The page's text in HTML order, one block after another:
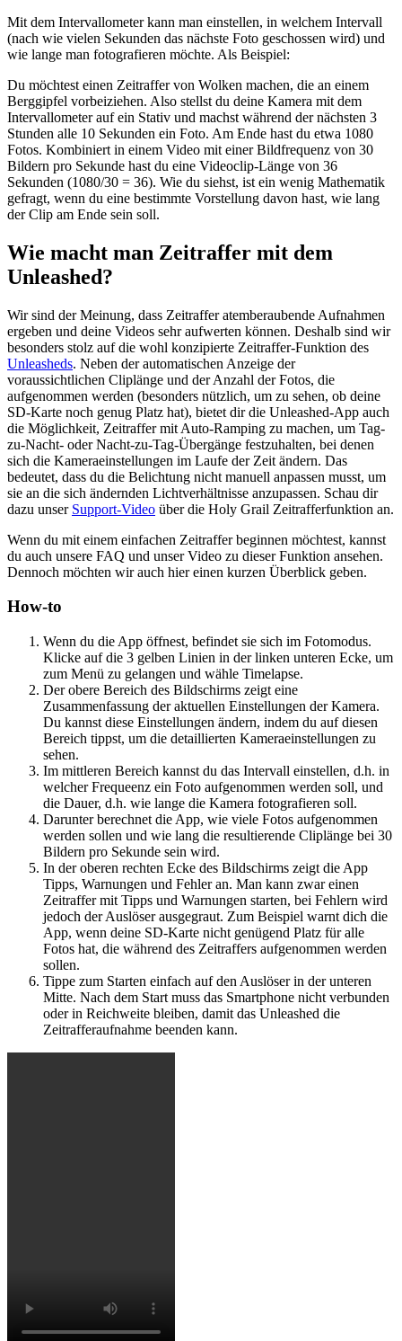
Mit dem Intervallometer kann man einstellen, in welchem Intervall
(nach wie vielen Sekunden das nächste Foto geschossen wird) und
wie lange man fotografieren möchte. Als Beispiel:
Du möchtest einen Zeitraffer von Wolken machen, die an einem
Berggipfel vorbeiziehen. Also stellst du deine Kamera mit dem
Intervallometer auf ein Stativ und machst während der nächsten 3
Stunden alle 10 Sekunden ein Foto. Am Ende hast du etwa 1080
Fotos. Kombiniert in einem Video mit einer Bildfrequenz von 30
Bildern pro Sekunde hast du eine Videoclip-Länge von 36
Sekunden (1080/30 = 36). Wie du siehst, ist ein wenig Mathematik
gefragt, wenn du eine bestimmte Vorstellung davon hast, wie lang
der Clip am Ende sein soll.
Wie macht man Zeitraffer mit dem
Unleashed?
Wir sind der Meinung, dass Zeitraffer atemberaubende Aufnahmen
ergeben und deine Videos sehr aufwerten können. Deshalb sind wir
besonders stolz auf die wohl konzipierte Zeitraffer-Funktion des
Unleasheds. Neben der automatischen Anzeige der
voraussichtlichen Cliplänge und der Anzahl der Fotos, die
aufgenommen werden (besonders nützlich, um zu sehen, ob deine
SD-Karte noch genug Platz hat), bietet dir die Unleashed-App auch
die Möglichkeit, Zeitraffer mit Auto-Ramping zu machen, um Tag-
zu-Nacht- oder Nacht-zu-Tag-Übergänge festzuhalten, bei denen
sich die Kameraeinstellungen im Laufe der Zeit ändern. Das
bedeutet, dass du die Belichtung nicht manuell anpassen musst, um
sie an die sich ändernden Lichtverhältnisse anzupassen. Schau dir
dazu unser Support-Video über die Holy Grail Zeitrafferfunktion an.
Wenn du mit einem einfachen Zeitraffer beginnen möchtest, kannst
du auch unsere FAQ und unser Video zu dieser Funktion ansehen.
Dennoch möchten wir auch hier einen kurzen Überblick geben.
How-to
Wenn du die App öffnest, befindet sie sich im Fotomodus.
Klicke auf die 3 gelben Linien in der linken unteren Ecke, um
zum Menü zu gelangen und wähle Timelapse.
Der obere Bereich des Bildschirms zeigt eine
Zusammenfassung der aktuellen Einstellungen der Kamera.
Du kannst diese Einstellungen ändern, indem du auf diesen
Bereich tippst, um die detaillierten Kameraeinstellungen zu
sehen.
Im mittleren Bereich kannst du das Intervall einstellen, d.h. in
welcher Frequeenz ein Foto aufgenommen werden soll, und
die Dauer, d.h. wie lange die Kamera fotografieren soll.
Darunter berechnet die App, wie viele Fotos aufgenommen
werden sollen und wie lang die resultierende Cliplänge bei 30
Bildern pro Sekunde sein wird.
In der oberen rechten Ecke des Bildschirms zeigt die App
Tipps, Warnungen und Fehler an. Man kann zwar einen
Zeitraffer mit Tipps und Warnungen starten, bei Fehlern wird
jedoch der Auslöser ausgegraut. Zum Beispiel warnt dich die
App, wenn deine SD-Karte nicht genügend Platz für alle
Fotos hat, die während des Zeitraffers aufgenommen werden
sollen.
Tippe zum Starten einfach auf den Auslöser in der unteren
Mitte. Nach dem Start muss das Smartphone nicht verbunden
oder in Reichweite bleiben, damit das Unleashed die
Zeitrafferaufnahme beenden kann.